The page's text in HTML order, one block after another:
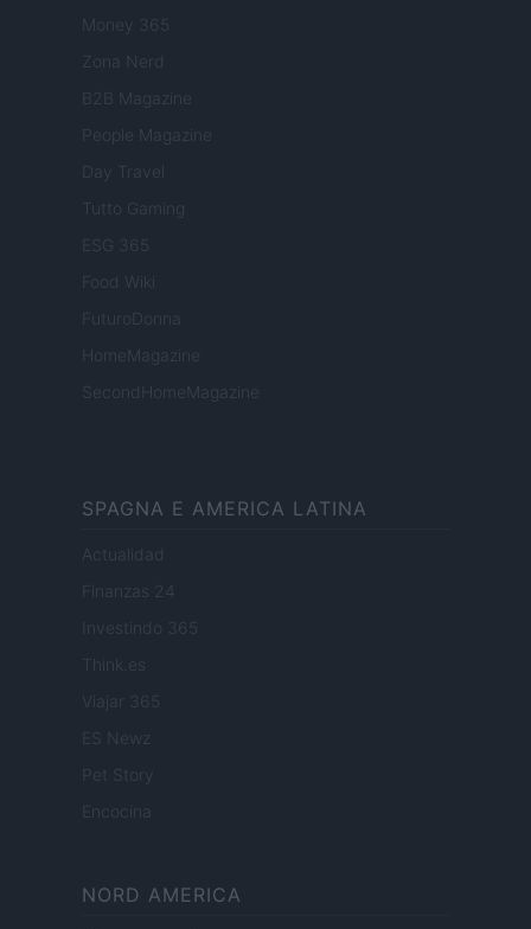
Money 365
Zona Nerd
B2B Magazine
People Magazine
Day Travel
Tutto Gaming
ESG 365
Food Wiki
FuturoDonna
HomeMagazine
SecondHomeMagazine
SPAGNA E AMERICA LATINA
Actualidad
Finanzas 24
Investindo 365
Think.es
Viajar 365
ES Newz
Encocina
NORD AMERICA